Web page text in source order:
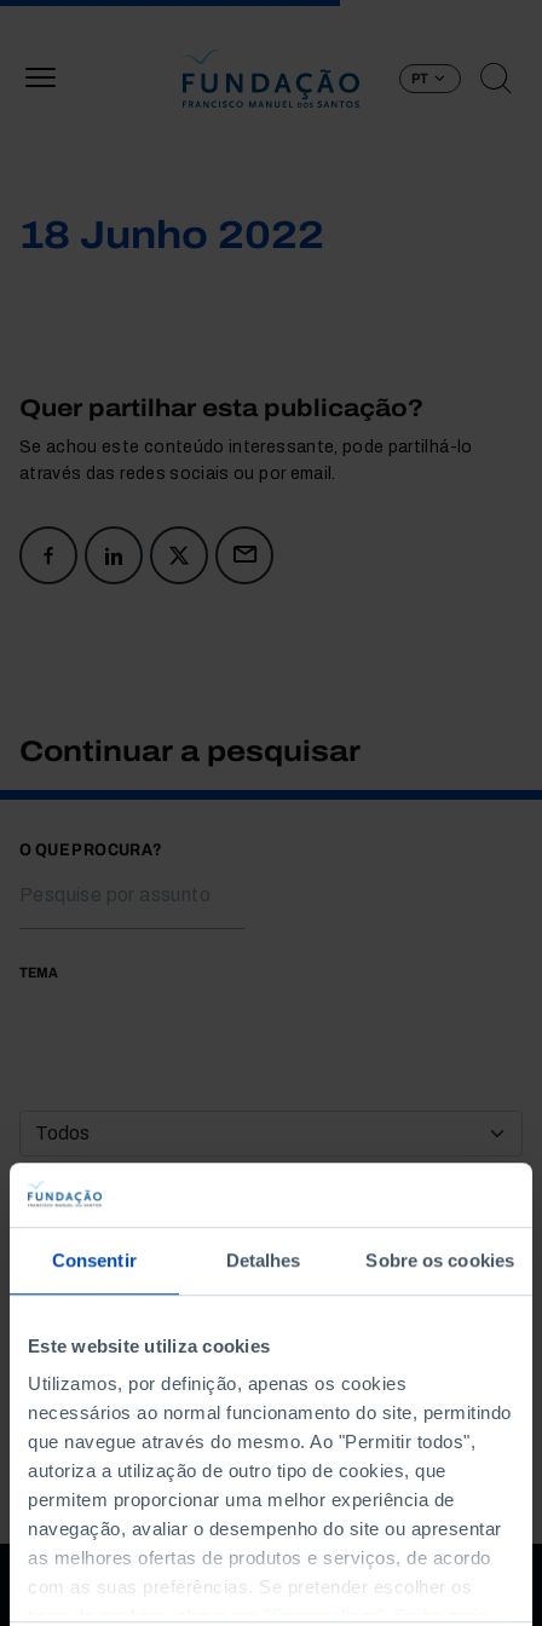
Consentir Detalhes Sobre os cookies
Este website utiliza cookies
Utilizamos, por definição, apenas os cookies
necessários ao normal funcionamento do site, permitindo
que navegue através do mesmo. Ao "Permitir todos",
autoriza a utilização de outro tipo de cookies, que
permitem proporcionar uma melhor experiência de
navegação, avaliar o desempenho do site ou apresentar
as melhores ofertas de produtos e serviços, de acordo
com as suas preferências. Se pretender escolher os
PT
18 Junho 2022
Quer partilhar esta publicação?
Se achou este conteúdo interessante, pode partilhá-lo
através das redes sociais ou por email.
Continuar a pesquisar
O QUE PROCURA?
TEMA
DATA DE INÍCIO
DATA DE FIM